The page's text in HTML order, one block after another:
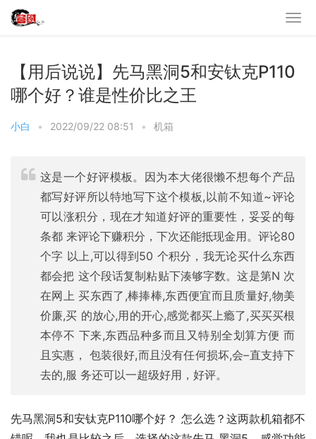
【用后说说】先马黑洞5和安钛克P110
哪个好？谁是性价比之王
小白 • 2022/09/22 08:51 • 机箱
这是一个好评模板。因为本大佬很懒不想每个产品
都写好评所以特地写下这个模板,以前不知道~评论
可以涨积分，现在才知道好评的重要性，妥妥的每
条都 来评论下赚积分，下次还能抵现金用。评论80
个字 以上,可以得到50 个积分，我无论买什么东西
都会把 这个段话复制粘贴下湊够字数。这是第N 次
在网上 买东西了,棒捧棒,东西便宜而且质量好,物美
价廉,买 的放心,用的开心,感觉都买上瘾了,买买买根
本停不 下来,东西品种多而且又特别全划算方便 而
且实惠， 包装很好,而且没有任何损坏,会–直支持下
去的,服 务还可以一超级好用，好评。
先马黑洞5和安钛克P110哪个好？ 怎么选？这两款机箱都不